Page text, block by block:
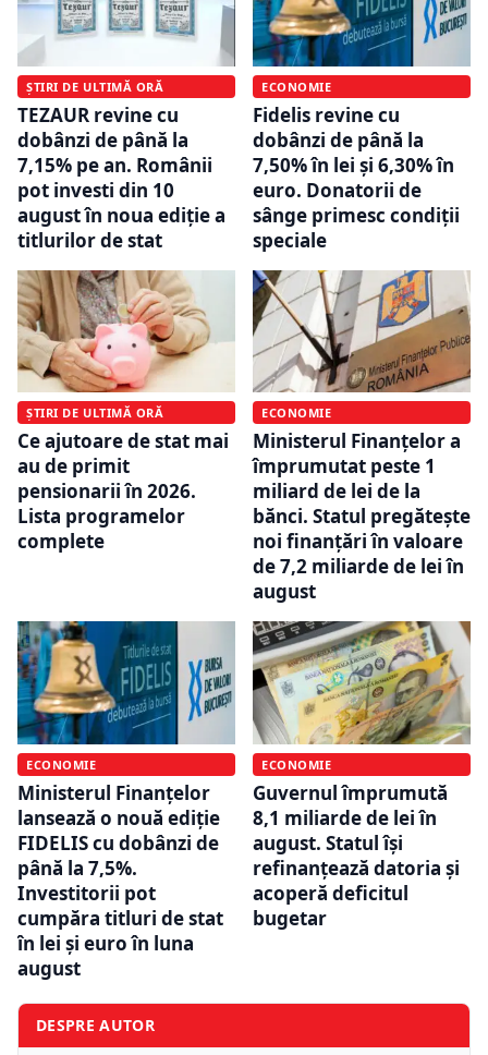
ȘTIRI DE ULTIMĂ ORĂ
TEZAUR revine cu
dobânzi de până la
7,15% pe an. Românii
pot investi din 10
august în noua ediție a
titlurilor de stat
ECONOMIE
Fidelis revine cu
dobânzi de până la
7,50% în lei și 6,30% în
euro. Donatorii de
sânge primesc condiții
speciale
ȘTIRI DE ULTIMĂ ORĂ
Ce ajutoare de stat mai
au de primit
pensionarii în 2026.
Lista programelor
complete
ECONOMIE
Ministerul Finanțelor a
împrumutat peste 1
miliard de lei de la
bănci. Statul pregătește
noi finanțări în valoare
de 7,2 miliarde de lei în
august
ECONOMIE
Ministerul Finanțelor
lansează o nouă ediție
FIDELIS cu dobânzi de
până la 7,5%.
Investitorii pot
cumpăra titluri de stat
în lei și euro în luna
august
ECONOMIE
Guvernul împrumută
8,1 miliarde de lei în
august. Statul își
refinanțează datoria și
acoperă deficitul
bugetar
DESPRE AUTOR